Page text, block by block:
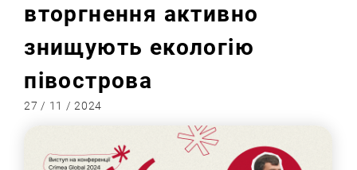
вторгнення активно
знищують екологію
півострова
27 / 11 / 2024